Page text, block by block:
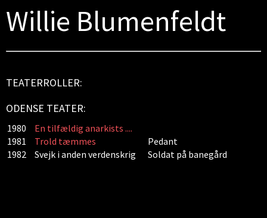
Willie Blumenfeldt
TEATERROLLER:
ODENSE TEATER:
1980
En tilfældig anarkists ....
1981
Trold tæmmes
Pedant
1982
Svejk i anden verdenskrig Soldat på banegård